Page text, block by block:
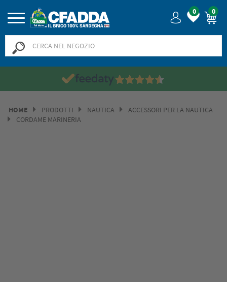
0 0
HOME PRODOTTI NAUTICA
ACCESSORI PER LA NAUTICA
CORDAME MARINERIA